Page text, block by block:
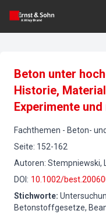
Beton unter
Historie,
Experimente
Fachthemen - Beton-
Seite: 152-162
Autoren: Stempniewski,
DOI : 10.1002/
Stichworte:
Betonstoffgesetze,